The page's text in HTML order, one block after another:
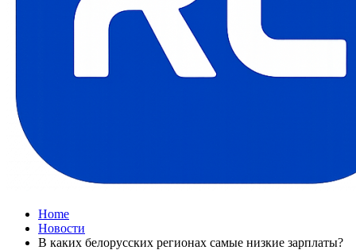
Home
Новости
В каких белорусских регионах самые низкие зарплаты?